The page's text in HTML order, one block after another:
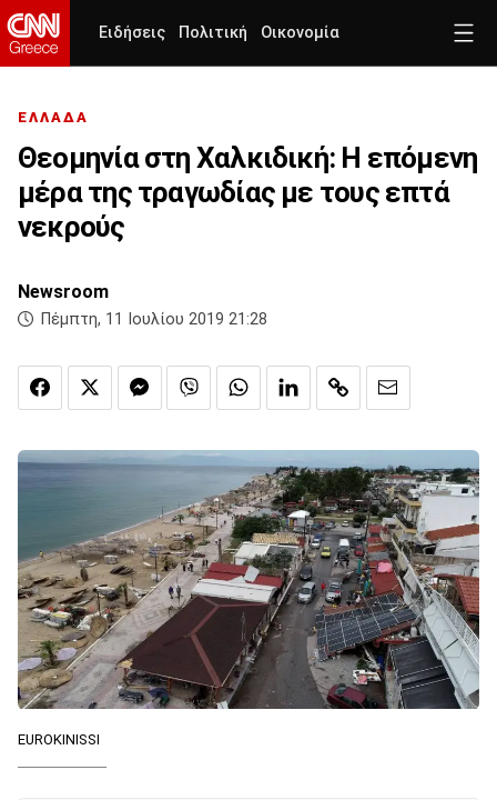
Ειδήσεις Πολιτική Οικονομία
ΕΛΛΑΔΑ
Θεομηνία στη Χαλκιδική: Η επόμενη
μέρα της τραγωδίας με τους επτά
νεκρούς
Newsroom
Πέμπτη, 11 Ιουλίου 2019 21:28
EUROKINISSI